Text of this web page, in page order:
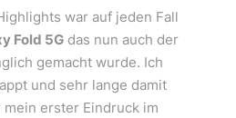
war auf jeden Fall
Fold 5Gdas nun auch der
gemacht wurde. Ich
und sehr lange damit
erster Eindruck im